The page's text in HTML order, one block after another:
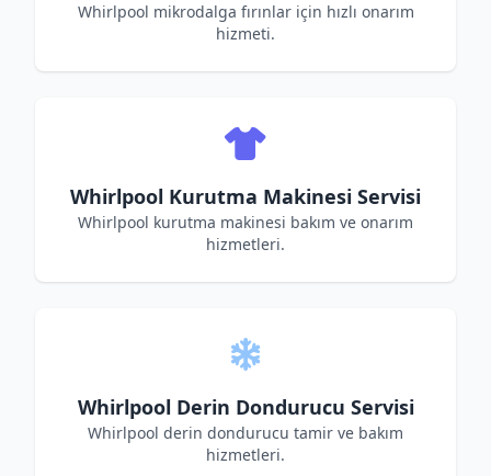
Whirlpool mikrodalga fırınlar için hızlı onarım
hizmeti.
Whirlpool Kurutma Makinesi Servisi
Whirlpool kurutma makinesi bakım ve onarım
hizmetleri.
Whirlpool Derin Dondurucu Servisi
Whirlpool derin dondurucu tamir ve bakım
hizmetleri.